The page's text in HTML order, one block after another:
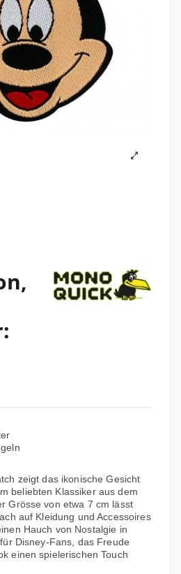
zeigt das ikonische Gesicht
beliebten Klassiker aus dem
Grösse von etwa 7 cm lässt
auf Kleidung und Accessoires
Hauch von Nostalgie in
Disney-Fans, das Freude
einen spielerischen Touch